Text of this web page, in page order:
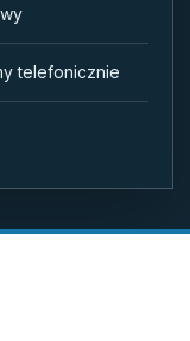
telefonicznie